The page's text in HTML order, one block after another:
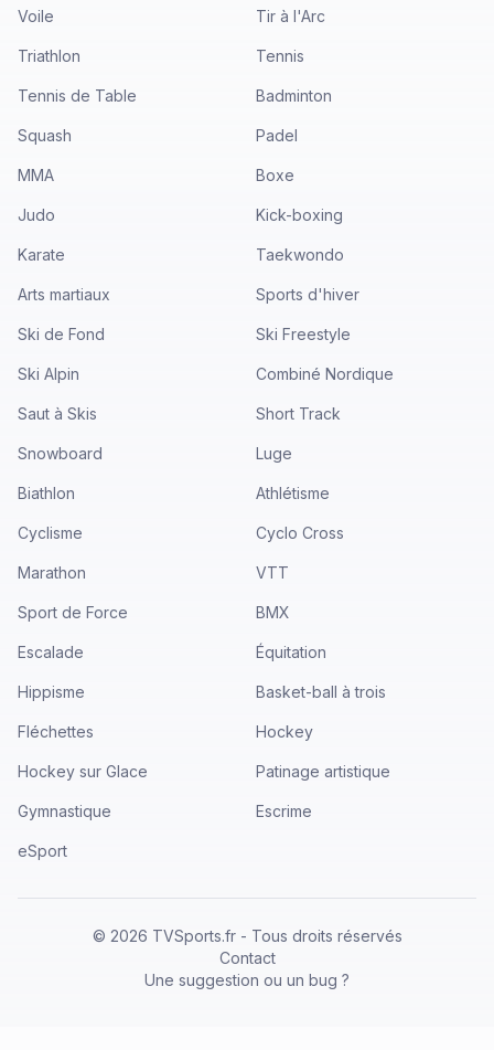
Voile Tir à l'Arc
Triathlon Tennis
Tennis de Table Badminton
Squash Padel
MMA Boxe
Judo Kick-boxing
Karate Taekwondo
Arts martiaux Sports d'hiver
Ski de Fond Ski Freestyle
Ski Alpin Combiné Nordique
Saut à Skis Short Track
Snowboard Luge
Biathlon Athlétisme
Cyclisme Cyclo Cross
Marathon VTT
Sport de Force BMX
Escalade Équitation
Hippisme Basket-ball à trois
Fléchettes Hockey
Hockey sur Glace Patinage artistique
Gymnastique Escrime
eSport
© 2026 TVSports.fr - Tous droits réservés
Contact
Une suggestion ou un bug ?